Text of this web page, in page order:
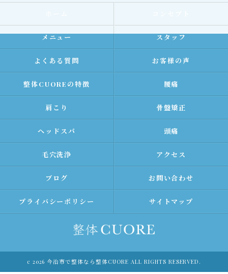
メニュー スタッフ
よくある質問 お客様の声
整体CUOREの特徴 腰痛
肩こり 骨盤矯正
ヘッドスパ 頭痛
毛穴洗浄 アクセス
ブログ お問い合わせ
プライバシーポリシー サイトマップ
c 2026 今治市で整体なら整体CUORE ALL RIGHTS RESERVED.